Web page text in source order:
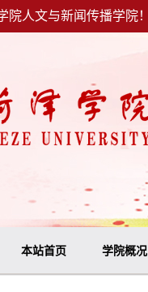
院人文与新闻传播学院！
本站首页 学院概况